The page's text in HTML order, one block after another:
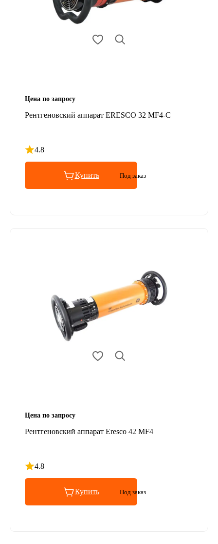
Цена по запросу
Рентгеновский аппарат ERESCO 32 MF4-С
4.8
Рейтинг 4.8 из 5
Купить Под заказ
Цена по запросу
Рентгеновский аппарат Eresco 42 MF4
4.8
Рейтинг 4.8 из 5
Купить Под заказ